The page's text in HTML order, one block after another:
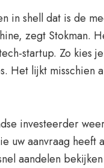
shell dat is de
zegt Stokman.
startup. Zo kies
lijkt misschien
investeerder
uw aanvraag heeft
aandelen